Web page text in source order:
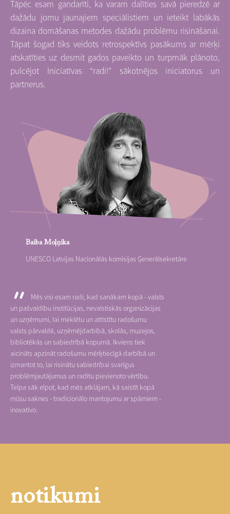
Tāpēc esam gandarīti, ka varam dalīties savā pieredzē ar
dažādu jomu jaunajiem speciālistiem un ieteikt labākās
dizaina domāšanas metodes dažādu problēmu risināšanai.
Tāpat šogad tiks veidots retrospektīvs pasākums ar mērķi
atskatīties uz desmit gados paveikto un turpmāk plānoto,
pulcējot Iniciatīvas “radi!” sākotnējos iniciatorus un
partnerus.
Baiba Moļņika
UNESCO Latvijas Nacionālās komisijas Ģenerālsekretāre
Mēs visi esam radi, kad sanākam kopā - valsts
un pašvaldību institūcijas, nevalstiskās organizācijas
un uzņēmumi, lai meklētu un attīstītu radošumu
valsts pārvaldē, uzņēmējdarbībā, skolās, muzejos,
bibliotēkās un sabiedrībā kopumā. Ikviens tiek
aicināts apzināt radošumu mērķtiecīgā darbībā un
izmantot to, lai risinātu sabiedrībai svarīgus
problēmjautājumus un radītu pievienoto vērtību.
Telpa sāk elpot, kad mēs atklājam, kā saistīt kopā
mūsu saknes - tradicionālo mantojumu ar spārniem -
inovatīvo.
notikumi